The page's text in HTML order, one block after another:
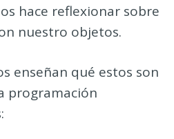
hace reflexionar sobre
nuestro objetos.
enseñan qué estos son
programación